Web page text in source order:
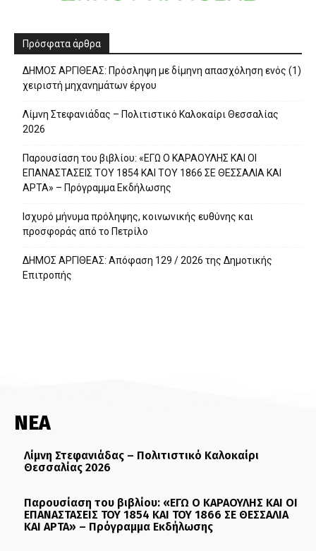
Πρόσφατα άρθρα
ΔΗΜΟΣ ΑΡΓΙΘΕΑΣ: Πρόσληψη με δίμηνη απασχόληση ενός (1)
χειριστή μηχανημάτων έργου
Λίμνη Στεφανιάδας – Πολιτιστικό Καλοκαίρι Θεσσαλίας
2026
Παρουσίαση του βιβλίου: «ΕΓΩ Ο ΚΑΡΑΟΥΛΗΣ ΚΑΙ ΟΙ
ΕΠΑΝΑΣΤΑΣΕΙΣ ΤΟΥ 1854 ΚΑΙ ΤΟΥ 1866 ΣΕ ΘΕΣΣΑΛΙΑ ΚΑΙ
ΑΡΤΑ» – Πρόγραμμα Εκδήλωσης
Ισχυρό μήνυμα πρόληψης, κοινωνικής ευθύνης και
προσφοράς από το Πετρίλο
ΔΗΜΟΣ ΑΡΓΙΘΕΑΣ: Απόφαση 129 / 2026 της Δημοτικής
Επιτροπής
ΝΕΑ
Λίμνη Στεφανιάδας – Πολιτιστικό Καλοκαίρι
Θεσσαλίας 2026
Παρουσίαση του βιβλίου: «ΕΓΩ Ο ΚΑΡΑΟΥΛΗΣ ΚΑΙ ΟΙ
ΕΠΑΝΑΣΤΑΣΕΙΣ ΤΟΥ 1854 ΚΑΙ ΤΟΥ 1866 ΣΕ ΘΕΣΣΑΛΙΑ
ΚΑΙ ΑΡΤΑ» – Πρόγραμμα Εκδήλωσης